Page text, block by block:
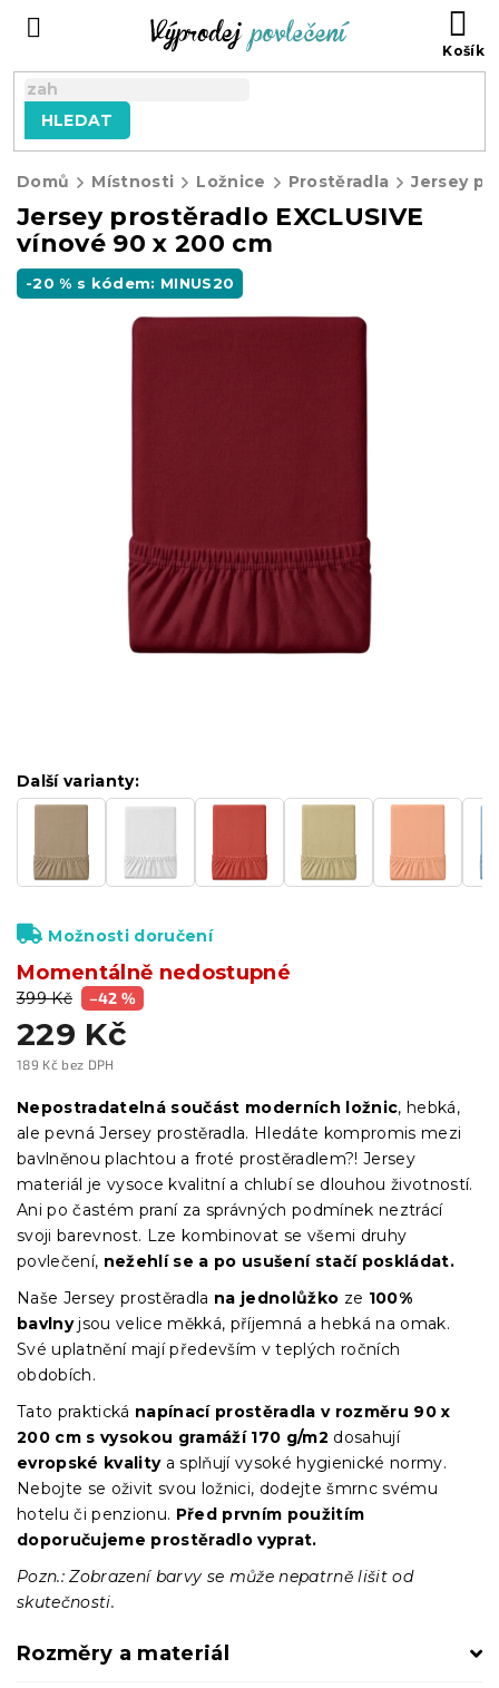
HLEDAT
Domů Místnosti Ložnice Prostěradla Jersey
Jersey prostěradlo EXCLUSIVE
vínové 90 x 200 cm
-20 % s kódem: MINUS20
399 Kč –42 %
229 Kč
189 Kč bez DPH
cena:
Momentálně nedostupné
Další varianty:
Možnosti doručení
Nepostradatelná součást moderních ložnic, hebká,
ale pevná Jersey prostěradla. Hledáte kompromis mezi
bavlněnou plachtou a froté prostěradlem?! Jersey
materiál je vysoce kvalitní a chlubí se dlouhou životností.
Ani po častém praní za správných podmínek neztrácí
svoji barevnost. Lze kombinovat se všemi druhy
povlečení, nežehlí se a po usušení stačí poskládat.
Naše Jersey prostěradla na jednolůžko ze 100%
bavlnyjsou velice měkká, příjemná a hebká na omak.
Své uplatnění mají především v teplých ročních
obdobích.
Tato praktická napínací prostěradla v rozměru 90 x
200 cm s vysokou gramáží 170 g/m2 dosahují
evropské kvalitya splňují vysoké hygienické normy.
Nebojte se oživit svou ložnici, dodejte šmrnc svému
hotelu či penzionu. Před prvním použitím
doporučujeme prostěradlo vyprat.
Pozn.: Zobrazení barvy se může nepatrně lišit od
skutečnosti.
Rozměry a materiál